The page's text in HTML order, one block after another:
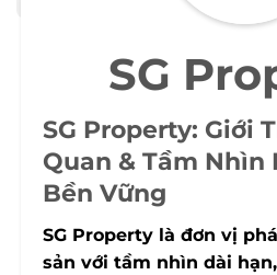
SG
SG Property: Giới
Quan & Tầm Nhìn
Bền Vững
SG Property là đơn vị
sản với tầm nhìn dài